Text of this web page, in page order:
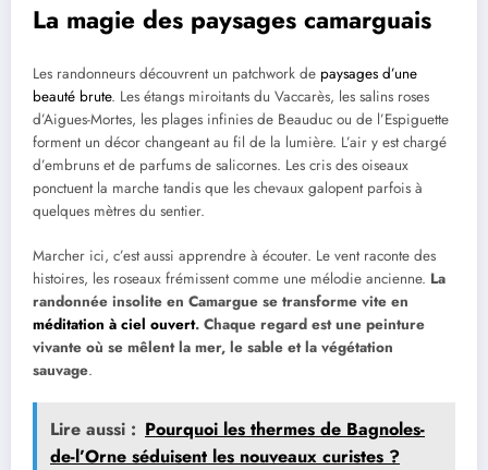
La magie des paysages camarguais
Les randonneurs découvrent un patchwork de paysages d’une
beauté brute. Les étangs miroitants du Vaccarès, les salins roses
d’Aigues-Mortes, les plages infinies de Beauduc ou de l’Espiguette
forment un décor changeant au fil de la lumière. L’air y est chargé
d’embruns et de parfums de salicornes. Les cris des oiseaux
ponctuent la marche tandis que les chevaux galopent parfois à
quelques mètres du sentier.
Marcher ici, c’est aussi apprendre à écouter. Le vent raconte des
histoires, les roseaux frémissent comme une mélodie ancienne. La
randonnée insolite en Camargue se transforme vite en
méditation à ciel ouvert. Chaque regard est une peinture
vivante où se mêlent la mer, le sable et la végétation
sauvage.
Lire aussi : Pourquoi les thermes de Bagnoles-
de-l’Orne séduisent les nouveaux curistes ?